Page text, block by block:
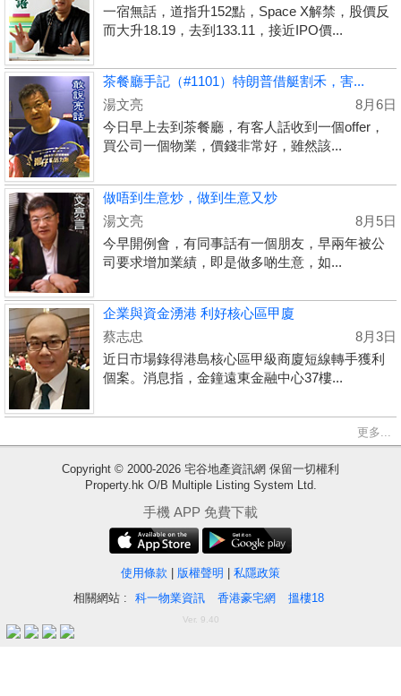
體
体
一宿無話，道指升152點，Space X解禁，股價反
而大升18.19，去到133.11，接近IPO價...
茶餐廳手記（#1101）特朗普借艇割禾，害...
湯文亮
8月6日
今日早上去到茶餐廳，有客人話收到一個offer，
買公司一個物業，價錢非常好，雖然該...
做唔到生意炒，做到生意又炒
湯文亮
8月5日
今早開例會，有同事話有一個朋友，早兩年被公
司要求增加業績，即是做多啲生意，如...
企業與資金湧港 利好核心區甲廈
蔡志忠
8月3日
近日市場錄得港島核心區甲級商廈短線轉手獲利
個案。消息指，金鐘遠東金融中心37樓...
更多...
Copyright © 2000-2026 宅谷地產資訊網 保留一切權利
Property.hk O/B Multiple Listing System Ltd.
手機 APP 免費下載
使用條款 | 版權聲明 | 私隱政策
相關網站 :
科一物業資訊 香港豪宅網 搵樓18
Ver. 9.40